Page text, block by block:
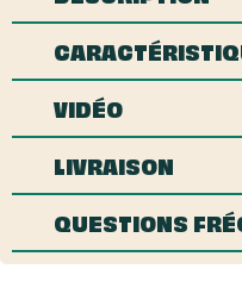
VIDÉO
LIVRAISON
QUESTIONS